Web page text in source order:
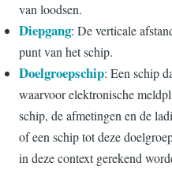
van loodsen.
Diepgang: De verticale
punt van het schip.
Doelgroepschip: Een schip
waarvoor elektronische
schip, de afmetingen en de
of een schip tot deze
in deze context gerekend